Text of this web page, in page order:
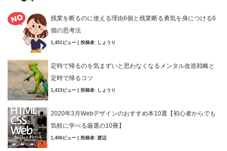
残業を断るのに使える理由6個と残業断る勇気を身につける6
個の思考法
1,451ビュー 投稿者: しょうり
定時で帰るのを気まずいと思わなくなるメンタル改造戦略と
定時で帰るコツ
1,413ビュー 投稿者: しょうり
2020年3月Webデザインのおすすめ本10選【初心者からでも
気軽に学べる厳選の10冊】
1,406ビュー 投稿者: 渡辺